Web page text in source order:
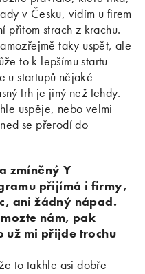
v Česku, vidím u firem
přitom strach z krachu.
taky uspět, ale
to k lepšímu startu
u startupů nějaké
trh je jiný než tehdy.
uspěje, nebo velmi
se přerodí do
zmíněný Y
přijímá i firmy,
ani žádný nápad.
nám, pak
už mi přijde trochu
to takhle asi dobře